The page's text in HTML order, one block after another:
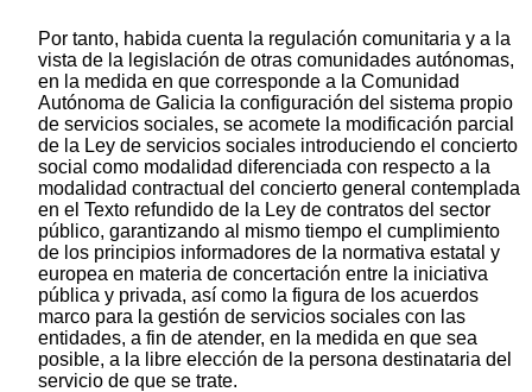
Por tanto, habida cuenta la regulación comunitaria y a la
vista de la legislación de otras comunidades autónomas,
en la medida en que corresponde a la Comunidad
Autónoma de Galicia la configuración del sistema propio
de servicios sociales, se acomete la modificación parcial
de la Ley de servicios sociales introduciendo el concierto
social como modalidad diferenciada con respecto a la
modalidad contractual del concierto general contemplada
en el Texto refundido de la Ley de contratos del sector
público, garantizando al mismo tiempo el cumplimiento
de los principios informadores de la normativa estatal y
europea en materia de concertación entre la iniciativa
pública y privada, así como la figura de los acuerdos
marco para la gestión de servicios sociales con las
entidades, a fin de atender, en la medida en que sea
posible, a la libre elección de la persona destinataria del
servicio de que se trate.